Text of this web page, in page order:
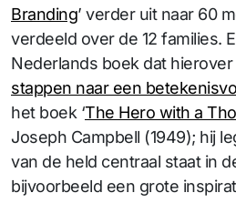
Branding’ verder uit naar 60
verdeeld over de 12 families.
Nederlands boek dat
stappen naar een
het boek ‘The Hero with a
Joseph Campbell (1949); hij
van de held centraal staat in
bijvoorbeeld een grote